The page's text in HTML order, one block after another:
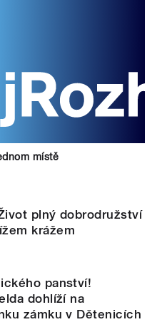
místě
plný dobrodružství
krážem
panství!
dohlíží na
zámku v Dětenicích